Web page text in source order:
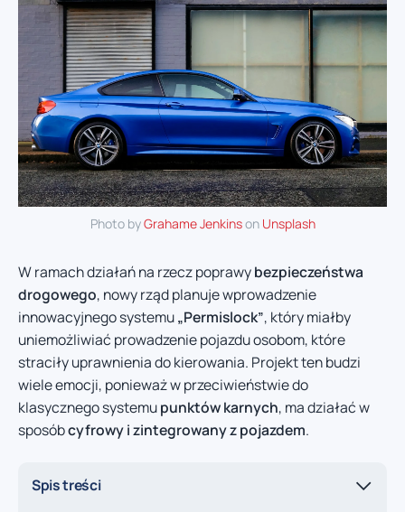
Photo byGrahame Jenkinson Unsplash
W ramach działań na rzecz poprawybezpieczeństwa
drogowego, nowy rząd planuje wprowadzenie
innowacyjnego systemu„Permislock”, który miałby
uniemożliwiać prowadzenie pojazdu osobom, które
straciły uprawnienia do kierowania. Projekt ten budzi
wiele emocji, ponieważ w przeciwieństwie do
klasycznego systemupunktów karnych, ma działać w
sposóbcyfrowy i zintegrowany z pojazdem.
Spis treści